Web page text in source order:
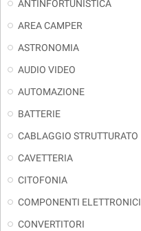
ANTINFORTUNISTICA
AREA CAMPER
ASTRONOMIA
AUDIO VIDEO
AUTOMAZIONE
BATTERIE
CABLAGGIO STRUTTURATO
CAVETTERIA
CITOFONIA
COMPONENTI ELETTRONICI
CONVERTITORI